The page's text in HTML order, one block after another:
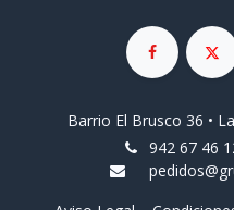
Barrio El Brusco 36 •
942 67 46